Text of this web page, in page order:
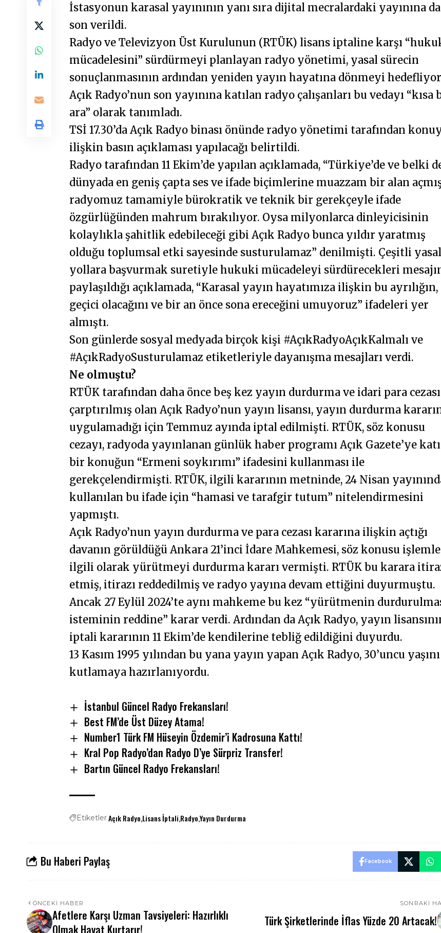
İstasyonun karasal yayınının yanı sıra dijital mecralardaki yayınına da
son verildi.
Radyo ve Televizyon Üst Kurulunun (RTÜK) lisans iptaline karşı
mücadelesini” sürdürmeyi planlayan radyo yönetimi, yasal sürecin
sonuçlanmasının ardından yeniden yayın hayatına dönmeyi
Açık Radyo’nun son yayınına katılan radyo çalışanları bu vedayı “kısa
ara” olarak tanımladı.
TSİ 17.30’da Açık Radyo binası önünde radyo yönetimi tarafından
ilişkin basın açıklaması yapılacağı belirtildi.
Radyo tarafından 11 Ekim’de yapılan açıklamada, “Türkiye’de ve belki
dünyada en geniş çapta ses ve ifade biçimlerine muazzam bir alan
radyomuz tamamiyle bürokratik ve teknik bir gerekçeyle ifade
özgürlüğünden mahrum bırakılıyor. Oysa milyonlarca dinleyicisinin
kolaylıkla şahitlik edebileceği gibi Açık Radyo bunca yıldır yaratmış
olduğu toplumsal etki sayesinde susturulamaz” denilmişti. Çeşitli yasal
yollara başvurmak suretiyle hukuki mücadeleyi sürdürecekleri
paylaşıldığı açıklamada, “Karasal yayın hayatımıza ilişkin bu ayrılığın,
geçici olacağını ve bir an önce sona ereceğini umuyoruz” ifadeleri yer
almıştı.
Son günlerde sosyal medyada birçok kişi #AçıkRadyoAçıkKalmalı ve
#AçıkRadyoSusturulamaz etiketleriyle dayanışma mesajları verdi.
Ne olmuştu?
RTÜK tarafından daha önce beş kez yayın durdurma ve idari para
çarptırılmış olan Açık Radyo’nun yayın lisansı, yayın durdurma
uygulamadığı için Temmuz ayında iptal edilmişti. RTÜK, söz konusu
cezayı, radyoda yayınlanan günlük haber programı Açık Gazete’ye
bir konuğun “Ermeni soykırımı” ifadesini kullanması ile
gerekçelendirmişti. RTÜK, ilgili kararının metninde, 24 Nisan
kullanılan bu ifade için “hamasi ve tarafgir tutum” nitelendirmesini
yapmıştı.
Açık Radyo’nun yayın durdurma ve para cezası kararına ilişkin açtığı
davanın görüldüğü Ankara 21’inci İdare Mahkemesi, söz konusu işlemle
ilgili olarak yürütmeyi durdurma kararı vermişti. RTÜK bu karara
etmiş, itirazı reddedilmiş ve radyo yayına devam ettiğini duyurmuştu.
Ancak 27 Eylül 2024’te aynı mahkeme bu kez “yürütmenin
isteminin reddine” karar verdi. Ardından da Açık Radyo, yayın
iptali kararının 11 Ekim’de kendilerine tebliğ edildiğini duyurdu.
13 Kasım 1995 yılından bu yana yayın yapan Açık Radyo, 30’uncu yaşını
kutlamaya hazırlanıyordu.
İstanbul Güncel Radyo Frekansları!
Best FM’de Üst Düzey Atama!
Number1 Türk FM Hüseyin Özdemir’i Kadrosuna Kattı!
Kral Pop Radyo’dan Radyo D’ye Sürpriz Transfer!
Bartın Güncel Radyo Frekansları!
EtiketlerAçık Radyo Lisans İptali Radyo Yayın Durdurma
Bu Haberi Paylaş Facebook
ÖNCEKI HABER
Afetlere Karşı Uzman Tavsiyeleri: Hazırlıklı
Olmak Hayat Kurtarır!
SONRAKI
Türk Şirketlerinde İflas Yüzde 20 Artacak!